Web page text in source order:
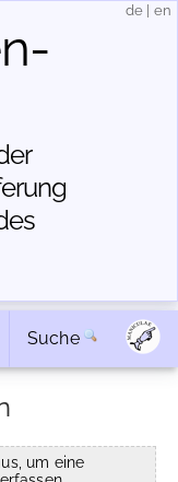
de en
Suche
um eine